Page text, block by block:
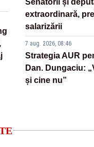
extraordinară,
salarizării
7 aug. 2026, 08:46
Strategia AUR
Dan. Dungaciu:
și cine nu”